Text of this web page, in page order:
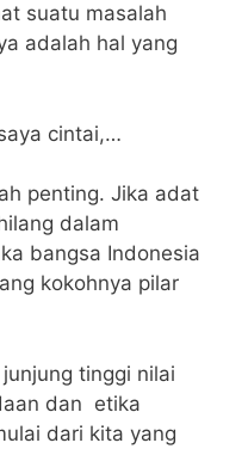
suatu masalah
adalah hal yang
cintai,…
penting. Jika adat
dalam
bangsa Indonesia
kokohnya pilar
tinggi nilai
dan etika
dari kita yang